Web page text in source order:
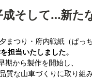
成そして…新た
まつり・府内戦紙（ぱっ
担当いたしました。
期から製作を開始し、
質な山車づくりに取り組み